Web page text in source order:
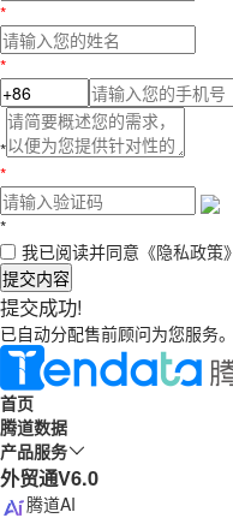
*
*
*
*
*
我已阅读并同意 《隐私政策》
提交内容
提交成功!
已自动分配售前顾问为您服务
首页
腾道数据
产品服务
外贸通V6.0
腾道AI